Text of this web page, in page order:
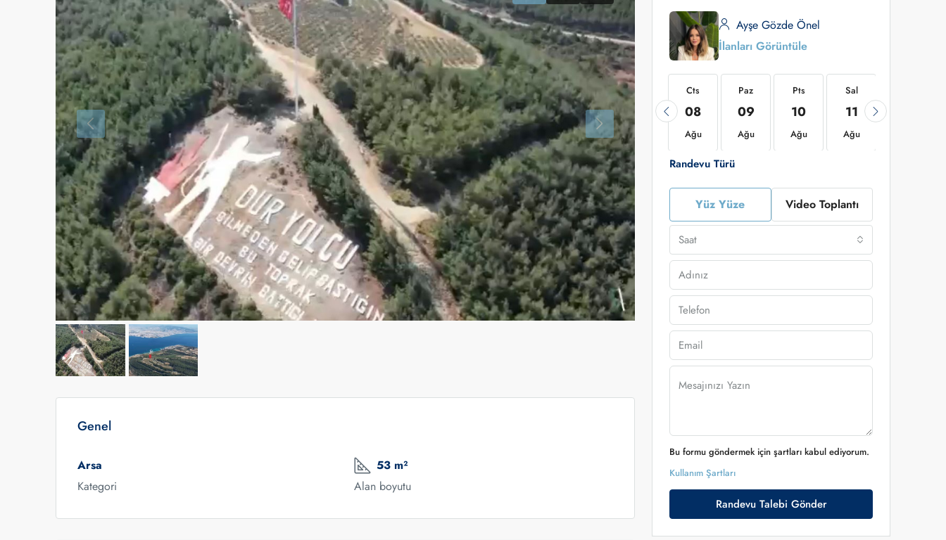
Genel
Arsa
Kategori
53 m²
Alan boyutu
Ayşe Gözde Önel
İlanları Görüntüle
Çar
19
Ağu
Per
20
Cum
21
Ağu
Cts
22
Ağu
Cts
08
Ağu
Paz
09
Ağu
Pts
10
Ağu
Sal
11
Ağu
Randevu Türü
Yüz Yüze Video Toplantı
Saat
Bu formu göndermek için şartları kabul ediyorum.
Kullanım Şartları
Randevu Talebi Gönder